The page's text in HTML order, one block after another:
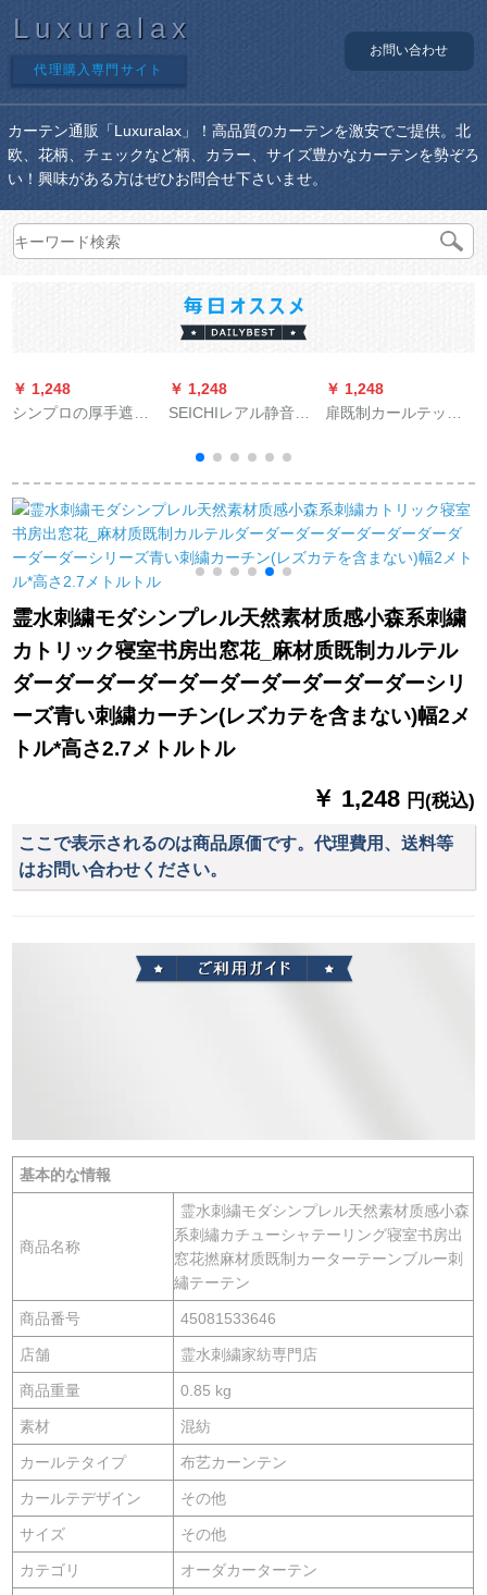
Luxuralax
代理購入専門サイト
お問い合わせ
カーテン通販「Luxuralax」！高品質のカーテンを激安でご提供。北
欧、花柄、チェックなど柄、カラー、サイズ豊かなカーテンを勢ぞろ
い！興味がある方はぜひお問合せ下さいませ。
￥ 1,248
シンプロの厚手遮光
光既制カーターテン3
メトル幅1.8メトルの
高さの金色の布で
す。
￥ 1,248
SEICHIレアル静音厚
ロ-ドレアルダ-ルロッ
テ-ンを揃えることが
できます。
￥ 1,248
扉既制カールテッド
製カールテ寝室少女
浪漫シンプロリング
流星麻：ピンク+黄
(フーク)2.5 m幅*1.8
霊水刺繍モダシンプレル天然素材质感小森系刺繍
カトリック寝室书房出窓花_麻材质既制カルテル
ダーダーダーダーダーダーダーダーダーダーシリ
ーズ青い刺繍カーチン(レズカテを含まない)幅2メ
トル*高さ2.7メトルトル
￥ 1,248 円(税込)
ここで表示されるのは商品原価です。代理費用、送料等
はお問い合わせください。
基本的な情報
商品名称
霊水刺繍モダシンプレル天然素材质感小森
系刺繡カチューシャテーリング寝室书房出
窓花撚麻材质既制カーターテーンブルー刺
繡テーテン
商品番号 45081533646
店舗 霊水刺繍家紡専門店
商品重量 0.85 kg
素材 混紡
カールテタイプ 布艺カーンテン
カールテデザイン その他
サイズ その他
カテゴリ オーダカーターテン